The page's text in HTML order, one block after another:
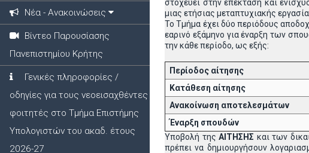
Νέα - Ανακοινώσεις
Βίντεο Παρουσίασης
Πανεπιστημίου Κρήτης
Γενικές πληροφορίες /
οδηγίες για τους νεοεισαχθέντες
φοιτητές στο Τμήμα Επιστήμης
Υπολογιστών του ακαδ. έτους
2026-27
στοχεύει στην επέκταση και
μιας ετήσιας μεταπτυχιακής
Το Τμήμα έχει δύο περιόδους
εαρινό εξάμηνο για έναρξη των
την κάθε περίοδο, ως εξής:
Περίοδος αίτησης
Κατάθεση αίτησης
Ανακοίνωση αποτελεσμάτων
Έναρξη σπουδών
Υποβολή τηςΑΙΤΗΣΗΣ και των
πρέπει να δημιουργήσουν